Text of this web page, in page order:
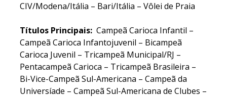
CIV/Modena/Itália – Bari/Itália – Vôlei de Praia
Títulos Principais: Campeã Carioca Infantil –
Campeã Carioca Infantojuvenil – Bicampeã
Carioca Juvenil – Tricampeã Municipal/RJ –
Pentacampeã Carioca – Tricampeã Brasileira –
Bi-Vice-Campeã Sul-Americana – Campeã da
Universíade – Campeã Sul-Americana de Clubes –